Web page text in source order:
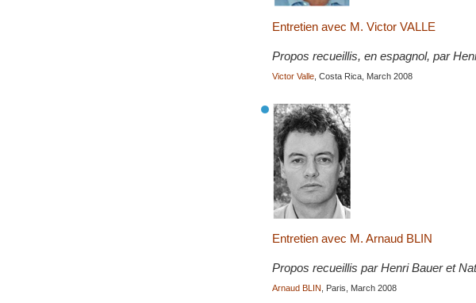
Entretien avec M. Victor VALLE
Propos recueillis, en espagnol, par
Victor Valle , Costa Rica, March 2008
Entretien avec M. Arnaud BLIN
Propos recueillis par Henri Bauer et
Arnaud BLIN , Paris, March 2008